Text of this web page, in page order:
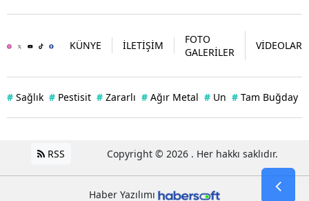
KÜNYE İLETİŞİM
FOTO
GALERİLER
VİDEOLAR
# Sağlık # Pestisit # Zararlı # Ağır Metal # Un # Tam Buğday
RSS Copyright © 2026 . Her hakkı saklıdır.
Haber Yazılımı